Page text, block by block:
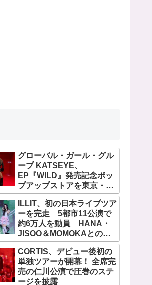
グローバル・ガール・グル
ープ KATSEYE、
EP『WILD』発売記念ポッ
プアップストアを東京・原
宿で開催 限定グッズも登
場ILLIT、初の日本ライブツア
ーを完走 5都市11公演で
約6万人を動員 HANA・
JISOO＆MOMOKAとのス
ペシャルコラボも実現
CORTIS、デビュー後初の
単独ツアーが開幕！ 全席完
売の仁川公演で圧巻のステ
ージを披露